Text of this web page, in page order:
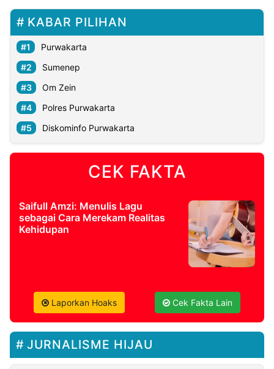
KABAR PILIHAN
Purwakarta
Sumenep
Om Zein
Polres Purwakarta
Diskominfo Purwakarta
CEK FAKTA
Saifull Amzi: Menulis Lagu
sebagai Cara Merekam Realitas
Kehidupan
Laporkan Hoaks Cek Fakta Lain
JURNALISME HIJAU